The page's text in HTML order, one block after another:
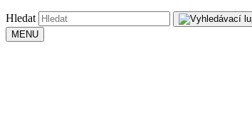
Hledat
MENU